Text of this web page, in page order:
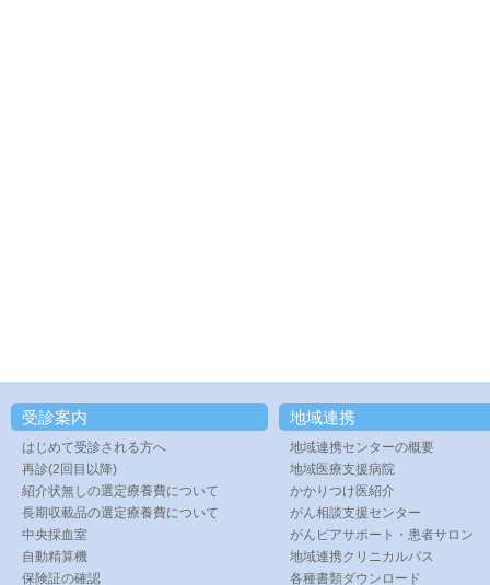
受診案内
はじめて受診される方へ
再診(2回目以降)
紹介状無しの選定療養費について
長期収載品の選定療養費について
中央採血室
自動精算機
保険証の確認
地域連携
地域連携センターの概要
地域医療支援病院
かかりつけ医紹介
がん相談支援センター
がんピアサポート・患者サロン
地域連携クリニカルパス
各種書類ダウンロード